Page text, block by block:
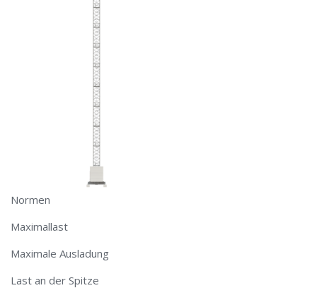
Normen
Maximallast
Maximale Ausladung
Last an der Spitze